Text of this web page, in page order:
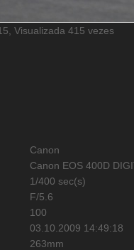
Visualizada 415 vezes
Canon
Canon EOS 400D
1/400 sec(s)
F/5.6
100
03.10.2009 14:49:18
263mm